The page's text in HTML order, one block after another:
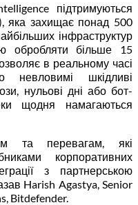
підтримуються
яка захищає понад 500
інфраструктур
обробляти більше 15
в реальному часі
невловимі шкідливі
нульові дні або бот-
щодня намагаються
та перевагам, які
корпоративних
з партнерською
Harish Agastya, Senior
Bitdefender.